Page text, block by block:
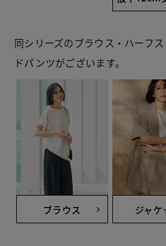
同シリーズのブラウス・ハーフ
ドパンツがございます。
ブラウス ジャケ